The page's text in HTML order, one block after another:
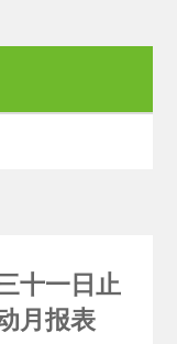
十一日止
月报表